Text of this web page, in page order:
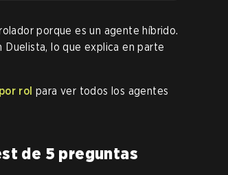
porque es un agente híbrido.
lo que explica en parte
rol para ver todos los agentes
de 5 preguntas